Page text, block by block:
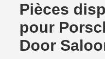
Pièces
pour
Door